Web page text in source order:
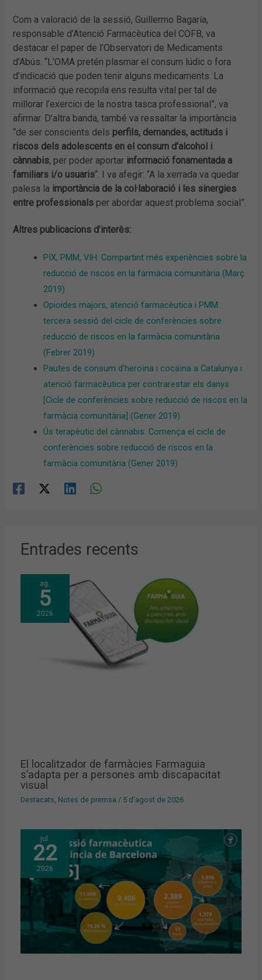
Com a valoració de la sessió, Guillermo Bagaría,
responsable d’Atenció Farmacèutica del COFB, va
destacar el paper de l’Observatori de Medicaments
d’Abús. “L’OMA pretén plasmar el consum lúdic o fora
d’indicació que poden tenir alguns medicaments. La
informació que recopila ens resulta vital per tal de
millorar l’exercici de la nostra tasca professional”, va
afirmar. D’altra banda, també va ressaltar la importància
“de ser conscients dels perfils, demandes, actituds i
riscos dels adolescents en el consum d’alcohol i
cànnabis, per poder aportar informació fonamentada a
familiars i/o usuaris“. I va afegir: “A la xerrada va quedar
palesa la importància de la col·laboració i les sinergies
entre professionals per abordar aquest problema social”.
Altres publicacions d’interès:
PIX, PMM, VIH: Compartint més experiències sobre la
reducció de riscos en la farmàcia comunitària (Març
2019)
Opioides majors, atenció farmacèutica i PMM:
tercera sessió del cicle de conferències sobre
reducció de riscos en la farmàcia comunitària
(Febrer 2019)
Pautes de consum d’heroïna i cocaïna a Catalunya i
atenció farmacèutica per contrarestar els danys
[Cicle de conferències sobre reducció de riscos en la
farmàcia comunitària] (Gener 2019)
Ús terapèutic del cànnabis. Comença el cicle de
conferències sobre reducció de riscos en la
farmàcia comunitària (Gener 2019)
Entrades recents
ag.
5
2026
El localitzador de farmàcies Farmaguia
s’adapta per a persones amb discapacitat
visual
Destacats Notes de premsa / 5 d'agost de 2026
jul.
22
2026